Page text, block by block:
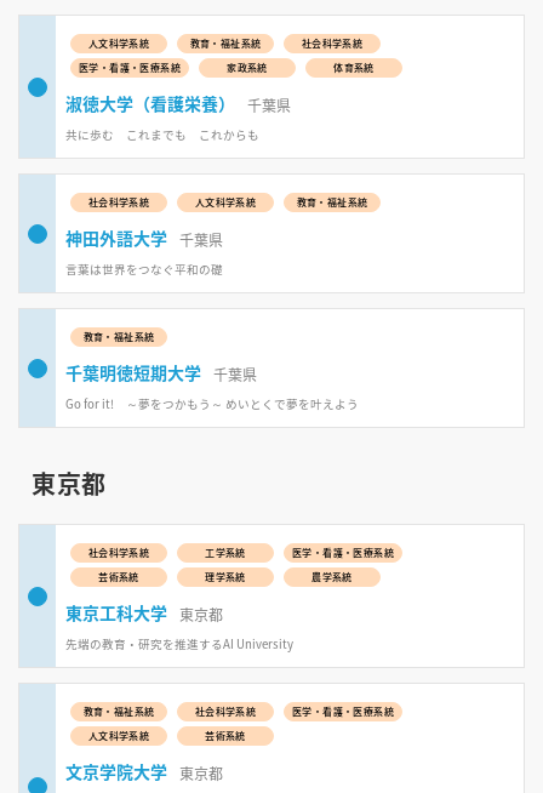
人文科学系統 教育・福祉系統
社会科学系統
医学・看護・医療系統
家政系統 体育系統
淑徳大学（看護栄養） 千葉県
共に歩む これまでも これからも
社会科学系統 人文科学系統 教育・福祉系統
神田外語大学 千葉県
言葉は世界をつなぐ平和の礎
教育・福祉系統
千葉明徳短期大学 千葉県
Go for it! ～夢をつかもう～ めいとくで夢を叶えよう
東京都
社会科学系統 工学系統
医学・看護・医療系統
芸術系統
理学系統 農学系統
東京工科大学 東京都
先端の教育・研究を推進するAI University
教育・福祉系統 社会科学系統
医学・看護・医療系統
人文科学系統
芸術系統
文京学院大学 東京都